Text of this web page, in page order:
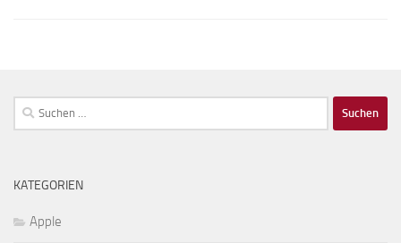
Suchen
nach:
KATEGORIEN
Apple